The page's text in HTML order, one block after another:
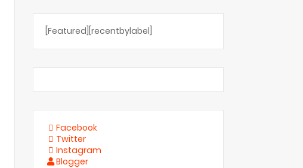
[Featured][recentbylabel]
Facebook
Twitter
Instagram
Blogger